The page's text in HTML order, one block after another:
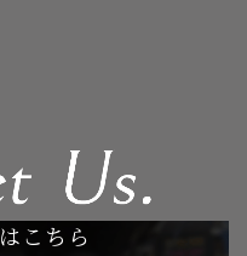
こちら